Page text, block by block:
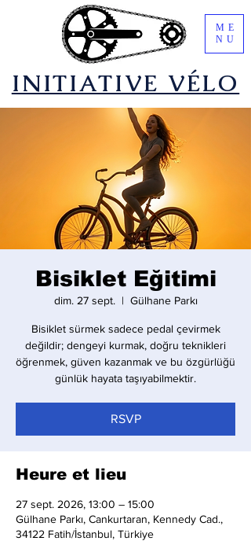
​INITIATIVE VÉLO
ME
NU
Bisiklet Eğitimi
dim. 27 sept.
  |
Gülhane Parkı
Bisiklet sürmek sadece pedal çevirmek
değildir; dengeyi kurmak, doğru teknikleri
öğrenmek, güven kazanmak ve bu özgürlüğü
günlük hayata taşıyabilmektir.
RSVP
Heure et lieu
27 sept. 2026, 13:00 – 15:00
Gülhane Parkı, Cankurtaran, Kennedy Cad.,
34122 Fatih/İstanbul, Türkiye